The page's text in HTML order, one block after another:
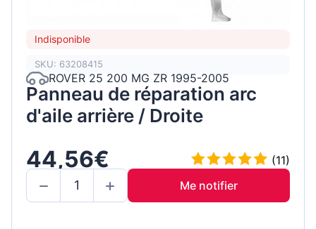
Indisponible
SKU: 63208415
ROVER 25 200 MG ZR 1995-2005
Panneau de réparation arc
d'aile arrière / Droite
44,56€
(11)
Me notifier